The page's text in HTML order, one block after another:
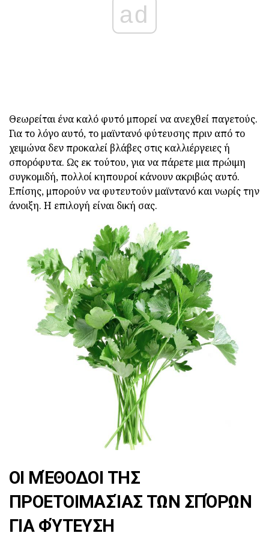
ad
Θεωρείται ένα καλό φυτό μπορεί να ανεχθεί παγετούς.
Για το λόγο αυτό, το μαϊντανό φύτευσης πριν από το
χειμώνα δεν προκαλεί βλάβες στις καλλιέργειες ή
σπορόφυτα. Ως εκ τούτου, για να πάρετε μια πρώιμη
συγκομιδή, πολλοί κηπουροί κάνουν ακριβώς αυτό.
Επίσης, μπορούν να φυτευτούν μαϊντανό και νωρίς την
άνοιξη. Η επιλογή είναι δική σας.
ΟΙ ΜΈΘΟΔΟΙ ΤΗΣ
ΠΡΟΕΤΟΙΜΑΣΊΑΣ ΤΩΝ ΣΠΌΡΩΝ
ΓΙΑ ΦΎΤΕΥΣΗ